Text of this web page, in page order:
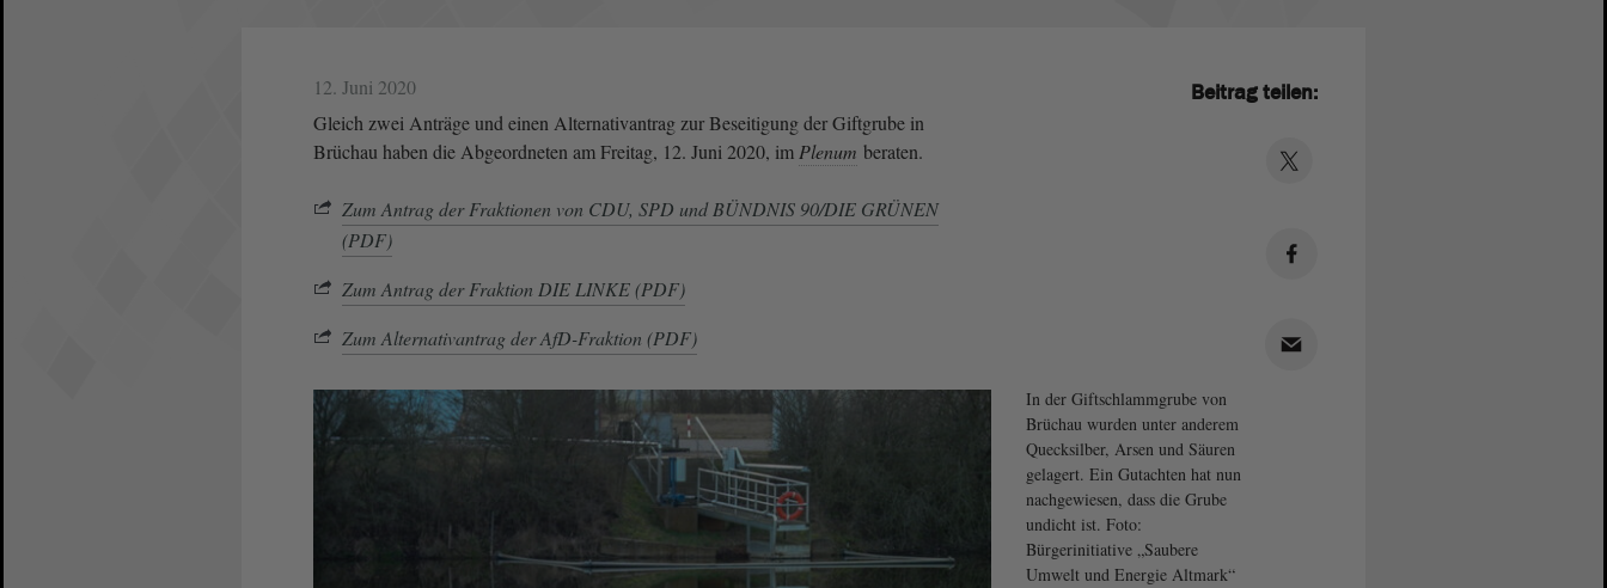
12. Juni 2020
Gleich zwei Anträge und einen Alternativantrag zur Beseitigung der Giftgrube in
Brüchau haben die Abgeordneten am Freitag, 12. Juni 2020, im Plenum beraten.
Zum Antrag der Fraktionen von CDU, SPD und BÜNDNIS 90/DIE GRÜNEN
(PDF)
Zum Antrag der Fraktion DIE LINKE (PDF)
Zum Alternativantrag der AfD-Fraktion (PDF)
In der Giftschlammgrube von
Brüchau wurden unter anderem
Quecksilber, Arsen und Säuren
gelagert. Ein Gutachten hat nun
nachgewiesen, dass die Grube
undicht ist. Foto:
Bürgerinitiative „Saubere
Umwelt und Energie Altmark“
Beitrag teilen: